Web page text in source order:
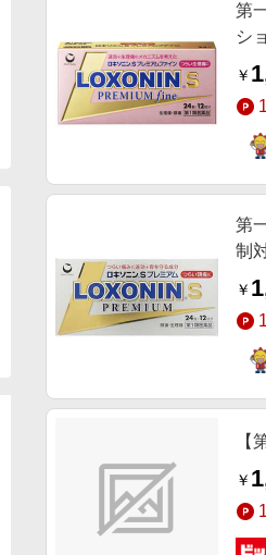
第
シ
￥
第
制
￥
【
￥